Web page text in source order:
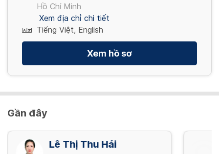
Hồ Chí Minh
Xem địa chỉ chi tiết
Tiếng Việt, English
Xem hồ sơ
Gần đây
Lê Thị Thu Hải